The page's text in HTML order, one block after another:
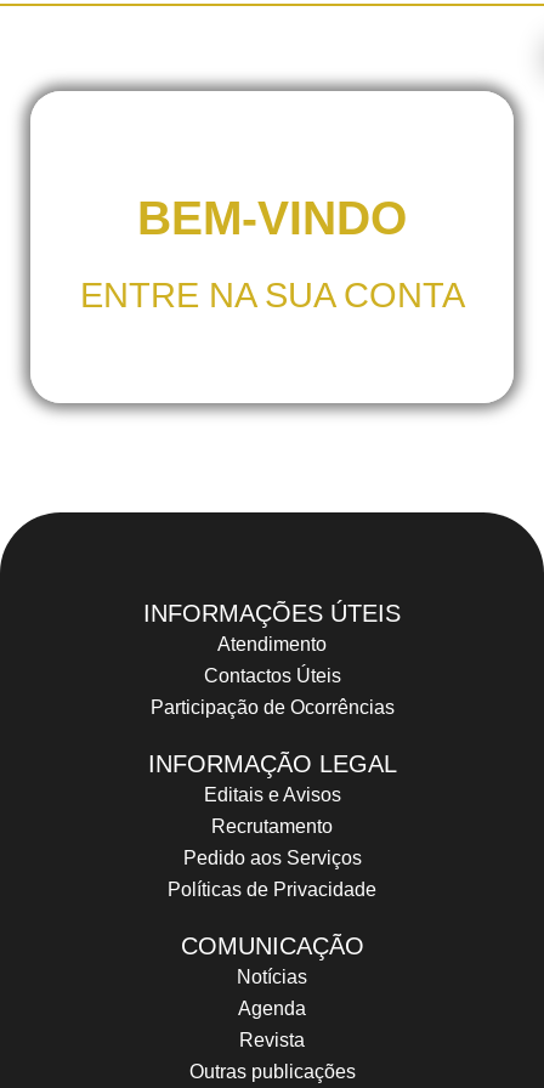
Skip
BEM-VINDO
ENTRE NA SUA CONTA
INFORMAÇÕES ÚTEIS
Atendimento
Contactos Úteis
Participação de Ocorrências
INFORMAÇÃO LEGAL
Editais e Avisos
Recrutamento
Pedido aos Serviços
Políticas de Privacidade
COMUNICAÇÃO
Notícias
Agenda
Revista
Outras publicações